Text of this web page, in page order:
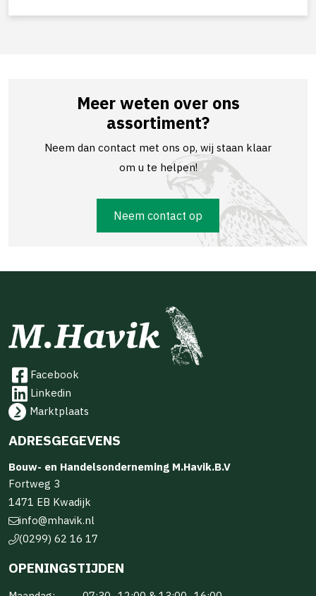
Meer weten over ons
assortiment?
Neem dan contact met ons op, wij staan klaar
om u te helpen!
Neem contact op
Facebook
Linkedin
Marktplaats
ADRESGEGEVENS
Bouw- en Handelsonderneming M.Havik.B.V
Fortweg 3
1471 EB Kwadijk
info@mhavik.nl
(0299) 62 16 17
OPENINGSTIJDEN